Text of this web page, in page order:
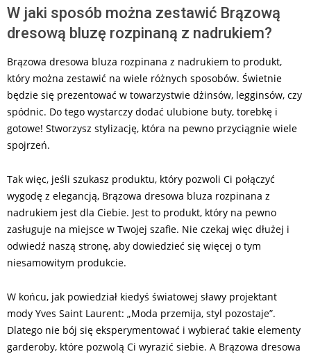
W jaki sposób można zestawić Brązową
dresową bluzę rozpinaną z nadrukiem?
Brązowa dresowa bluza rozpinana z nadrukiem to produkt,
który można zestawić na wiele różnych sposobów. Świetnie
będzie się prezentować w towarzystwie dżinsów, legginsów, czy
spódnic. Do tego wystarczy dodać ulubione buty, torebkę i
gotowe! Stworzysz stylizację, która na pewno przyciągnie wiele
spojrzeń.
Tak więc, jeśli szukasz produktu, który pozwoli Ci połączyć
wygodę z elegancją, Brązowa dresowa bluza rozpinana z
nadrukiem jest dla Ciebie. Jest to produkt, który na pewno
zasługuje na miejsce w Twojej szafie. Nie czekaj więc dłużej i
odwiedź naszą stronę, aby dowiedzieć się więcej o tym
niesamowitym produkcie.
W końcu, jak powiedział kiedyś światowej sławy projektant
mody Yves Saint Laurent: „Moda przemija, styl pozostaje”.
Dlatego nie bój się eksperymentować i wybierać takie elementy
garderoby, które pozwolą Ci wyrazić siebie. A Brązowa dresowa